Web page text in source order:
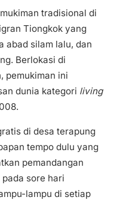
tradisional di
Tiongkok yang
abad silam lalu, dan
Berlokasi di
pemukiman ini
dunia kategori living
di desa terapung
tempo dulu yang
pemandangan
sore hari
lampu di setiap